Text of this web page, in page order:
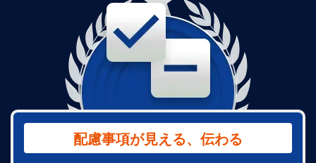
配慮事項が見える、伝わる